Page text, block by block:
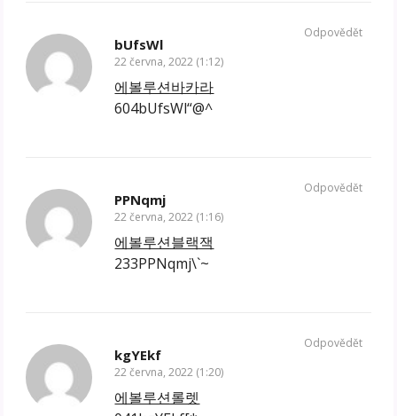
bUfsWl
22 června, 2022 (1:12)
에볼루션바카라
604bUfsWl“@^
Odpovědět
PPNqmj
22 června, 2022 (1:16)
에볼루션블랙잭
233PPNqmj\`~
Odpovědět
kgYEkf
22 června, 2022 (1:20)
에볼루션롤렛
Odpovědět